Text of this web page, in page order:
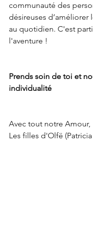
communauté des
désireuses d’améliorer
au quotidien. C'est
l'aventure !
Prends soin de toi et
individualité
Avec tout notre Amour,
Les filles d'Olfë